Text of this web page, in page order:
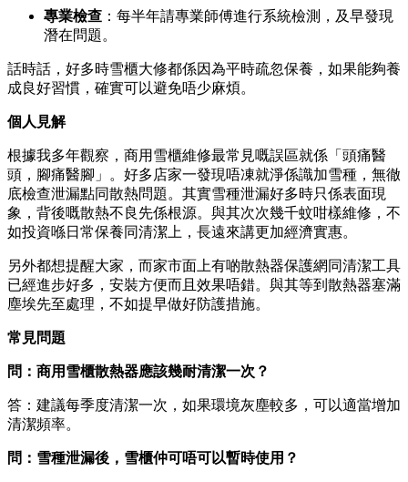
專業檢查 ：每半年請專業師傅進行系統檢測，及早發現
潛在問題。
話時話，好多時雪櫃大修都係因為平時疏忽保養，如果能夠養
成良好習慣，確實可以避免唔少麻煩。
個人見解
根據我多年觀察，商用雪櫃維修最常見嘅誤區就係「頭痛醫
頭，腳痛醫腳」。好多店家一發現唔凍就淨係識加雪種，無徹
底檢查泄漏點同散熱問題。其實雪種泄漏好多時只係表面現
象，背後嘅散熱不良先係根源。與其次次幾千蚊咁樣維修，不
如投資喺日常保養同清潔上，長遠來講更加經濟實惠。
另外都想提醒大家，而家市面上有啲散熱器保護網同清潔工具
已經進步好多，安裝方便而且效果唔錯。與其等到散熱器塞滿
塵埃先至處理，不如提早做好防護措施。
常見問題
問：商用雪櫃散熱器應該幾耐清潔一次？
答：建議每季度清潔一次，如果環境灰塵較多，可以適當增加
清潔頻率。
問：雪種泄漏後，雪櫃仲可唔可以暫時使用？